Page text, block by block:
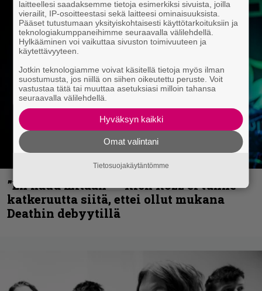
”En kadu mitään” – Rick Rozz ei tunne
katkeruutta siitä, ettei ollut mukana
Deathin debyytillä
laitteellesi saadaksemme tietoja esimerkiksi sivuista, joilla
vierailit, IP-osoitteestasi sekä laitteesi ominaisuuksista.
Pääset tutustumaan yksityiskohtaisesti käyttötarkoituksiin ja
teknologiakumppaneihimme seuraavalla välilehdellä.
Hylkääminen voi vaikuttaa sivuston toimivuuteen ja
käytettävyyteen.
Jotkin teknologiamme voivat käsitellä tietoja myös ilman
suostumusta, jos niillä on siihen oikeutettu peruste. Voit
vastustaa tätä tai muuttaa asetuksiasi milloin tahansa
seuraavalla välilehdellä.
Hyväksyn kaikki
Omat valintani
Tietosuojakäytäntömme